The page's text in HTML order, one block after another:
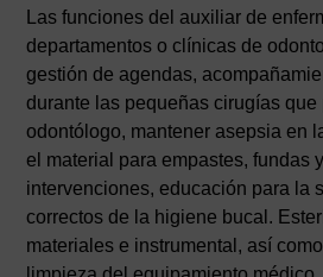
Las funciones del auxiliar de
departamentos o clínicas de
gestión de agendas,
durante las pequeñas cirugías que
odontólogo, mantener asepsia en
el material para empastes, fundas
intervenciones, educación para la
correctos de la higiene bucal.
materiales e instrumental, así